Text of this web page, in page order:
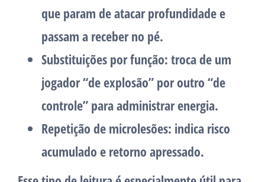
que param de atacar profundidade e
passam a receber no pé.
Substituições por função: troca de um
jogador “de explosão” por outro “de
controle” para administrar energia.
Repetição de microlesões: indica risco
acumulado e retorno apressado.